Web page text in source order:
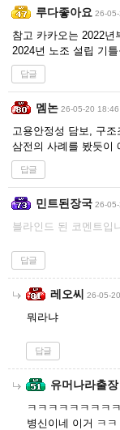
루다좋아요 26-
참고 카카오는 2022년
2024년 노조 설립 기
답글
멤논 26-05-20 18:46
고용안정성 담보, 구
삼전의 사례를 봤듯이
답글
민트된장국 26-
블라인드 된 코멘트입
답글
레오씨 26-05-
뭐라냐
답글
유머나라출장
ㅋㅋㅋㅋㅋㅋㅋㅋㅋ
병신이네 이거 ㅋㅋ